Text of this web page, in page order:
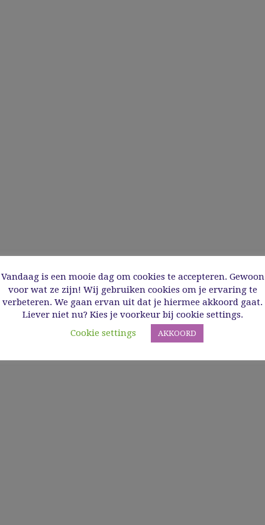
Vandaag is een mooie dag om cookies te accepteren. Gewoon
voor wat ze zijn! Wij gebruiken cookies om je ervaring te
verbeteren. We gaan ervan uit dat je hiermee akkoord gaat.
Liever niet nu? Kies je voorkeur bij cookie settings.
Cookie settings
AKKOORD